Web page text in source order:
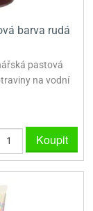
barva rudá
pastová
na vodní
Koupit